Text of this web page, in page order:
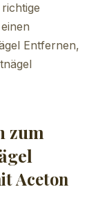
Entfernen,
zum
Aceton